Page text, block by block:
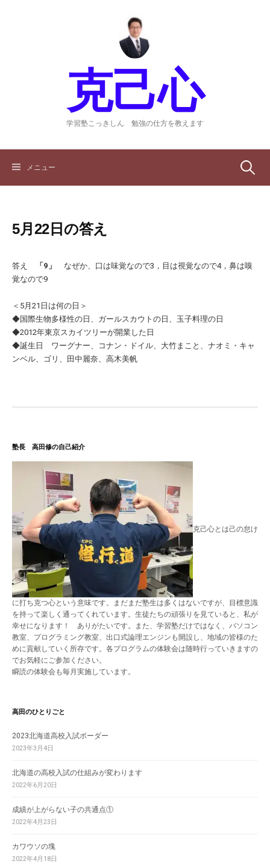
克己心
学習塾こっきしん 勉強の仕方を教えます
メニュー 検
5月22日の答え
答え 「9」
なぜか、口は味覚なので3，目は視覚なので4，鼻は嗅
覚なので9
＜5月21日は何の日＞
◆国際生物多様性の日、ガールスカウトの日、玉子料理の日
◆2012年東京スカイツリーが開業した日
◆誕生日 ワーグナー、コナン・ドイル、大竹まこと、ナオミ・キャ
ンベル、ゴリ、田中麗奈、高木美帆
塾長 高田修の自己紹介
克己心とは己の怠け
に打ち克つ心という意味です。まだまだ塾生は多くはないですが、目標意識
を持って楽しく通ってくれています。生徒たちの頑張りを見ていると、私が
幸せになります！ ありがたいです。また、学習塾だけではなく、パソコン
教室、プログラミング教室、出口式論理エンジンも開設し、地域の皆様のた
めに貢献していく所存です。各プログラムの体験会は随時行っていきますの
でお気軽にご参加ください。
瞬読の体験会も毎月実施しています。
高田のひとりごと
2023北海道高校入試ボーダー
2023年3月4日
北海道の高校入試の仕組みが変わります
2022年6月20日
成績が上がらない子の共通点①
2022年4月23日
カワウソの塊
2022年4月18日